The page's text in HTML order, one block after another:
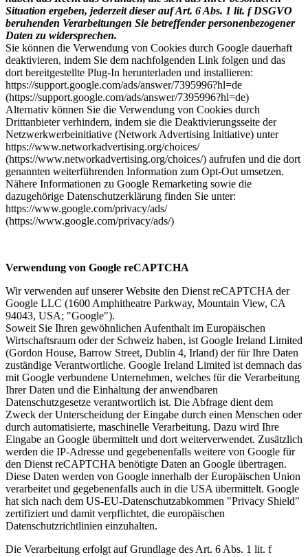
Situation ergeben, jederzeit dieser auf Art. 6 Abs. 1 lit. f DSGVO
beruhenden Verarbeitungen Sie betreffender personenbezogener
Daten zu widersprechen.
Sie können die Verwendung von Cookies durch Google dauerhaft
deaktivieren, indem Sie dem nachfolgenden Link folgen und das
dort bereitgestellte Plug-In herunterladen und installieren:
https://support.google.com/ads/answer/7395996?hl=de
(https://support.google.com/ads/answer/7395996?hl=de)
Alternativ können Sie die Verwendung von Cookies durch
Drittanbieter verhindern, indem sie die Deaktivierungsseite der
Netzwerkwerbeinitiative (Network Advertising Initiative) unter
https://www.networkadvertising.org/choices/
(https://www.networkadvertising.org/choices/) aufrufen und die dort
genannten weiterführenden Information zum Opt-Out umsetzen.
Nähere Informationen zu Google Remarketing sowie die
dazugehörige Datenschutzerklärung finden Sie unter:
https://www.google.com/privacy/ads/
(https://www.google.com/privacy/ads/)
Verwendung von Google reCAPTCHA
Wir verwenden auf unserer Website den Dienst reCAPTCHA der
Google LLC (1600 Amphitheatre Parkway, Mountain View, CA
94043, USA; "Google").
Soweit Sie Ihren gewöhnlichen Aufenthalt im Europäischen
Wirtschaftsraum oder der Schweiz haben, ist Google Ireland Limited
(Gordon House, Barrow Street, Dublin 4, Irland) der für Ihre Daten
zuständige Verantwortliche. Google Ireland Limited ist demnach das
mit Google verbundene Unternehmen, welches für die Verarbeitung
Ihrer Daten und die Einhaltung der anwendbaren
Datenschutzgesetze verantwortlich ist. Die Abfrage dient dem
Zweck der Unterscheidung der Eingabe durch einen Menschen oder
durch automatisierte, maschinelle Verarbeitung. Dazu wird Ihre
Eingabe an Google übermittelt und dort weiterverwendet. Zusätzlich
werden die IP-Adresse und gegebenenfalls weitere von Google für
den Dienst reCAPTCHA benötigte Daten an Google übertragen.
Diese Daten werden von Google innerhalb der Europäischen Union
verarbeitet und gegebenenfalls auch in die USA übermittelt. Google
hat sich nach dem US-EU-Datenschutzabkommen "Privacy Shield"
zertifiziert und damit verpflichtet, die europäischen
Datenschutzrichtlinien einzuhalten.
Die Verarbeitung erfolgt auf Grundlage des Art. 6 Abs. 1 lit. f